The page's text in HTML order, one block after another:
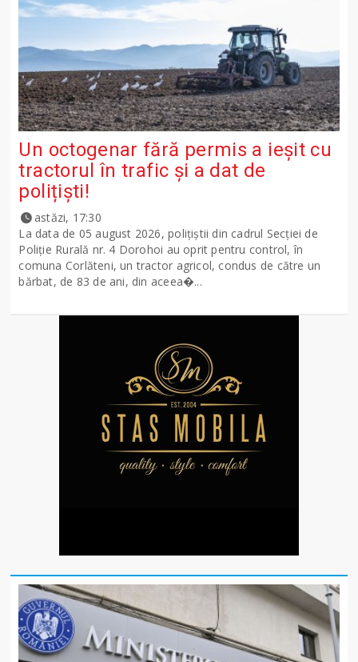
Un octogenar fără permis a ieșit cu
tractorul în trafic și a dat de
polițiști!
astăzi, 17:30
La data de 05 august 2026, polițiștii din cadrul Secției de
Poliție Rurală nr. 4 Dorohoi au oprit pentru control, în
comuna Corlăteni, un tractor agricol, condus de către un
bărbat, de 83 de ani, din aceea�...